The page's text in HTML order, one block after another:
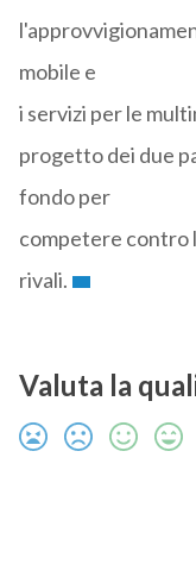
mobile e
i servizi per le
progetto dei due
fondo per
competere contro
rivali.
Valuta la